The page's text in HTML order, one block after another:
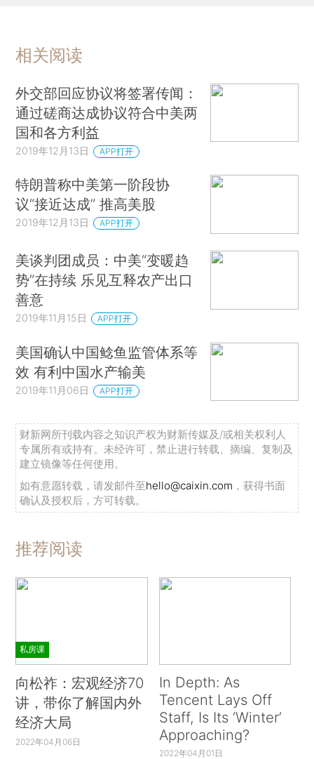
相关阅读
外交部回应协议将签署传闻：
通过磋商达成协议符合中美两
国和各方利益
2019年12月13日 APP打开
特朗普称中美第一阶段协
议“接近达成” 推高美股
2019年12月13日 APP打开
美谈判团成员：中美“变暖趋
势”在持续 乐见互释农产出口
善意
2019年11月15日 APP打开
美国确认中国鲶鱼监管体系等
效 有利中国水产输美
2019年11月06日 APP打开
财新网所刊载内容之知识产权为财新传媒及/或相关权利人
专属所有或持有。未经许可，禁止进行转载、摘编、复制及
建立镜像等任何使用。
如有意愿转载，请发邮件至hello@caixin.com ，获得书面
确认及授权后，方可转载。
推荐阅读
私房课
向松祚：宏观经济70
讲，带你了解国内外
经济大局
2022年04月06日
In Depth: As
Tencent Lays Off
Staff, Is Its ‘Winter’
Approaching?
2022年04月01日